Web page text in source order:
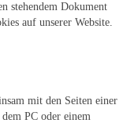
stehendem Dokument
auf unserer Website.
mit den Seiten einer
PC oder einem